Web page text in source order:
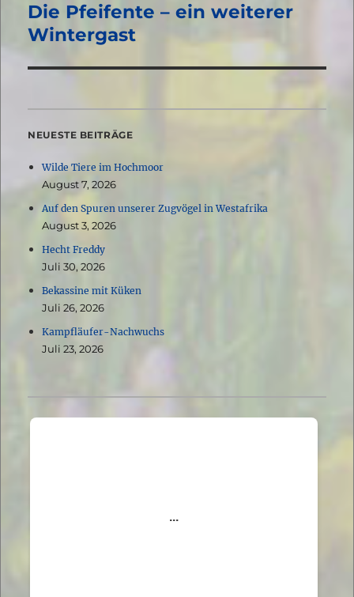
Nächster
Beitrag:
Die Pfeifente – ein weiterer
Wintergast
NEUESTE BEITRÄGE
Wilde Tiere im Hochmoor
August 7, 2026
Auf den Spuren unserer Zugvögel in Westafrika
August 3, 2026
Hecht Freddy
Juli 30, 2026
Bekassine mit Küken
Juli 26, 2026
Kampfläufer-Nachwuchs
Juli 23, 2026